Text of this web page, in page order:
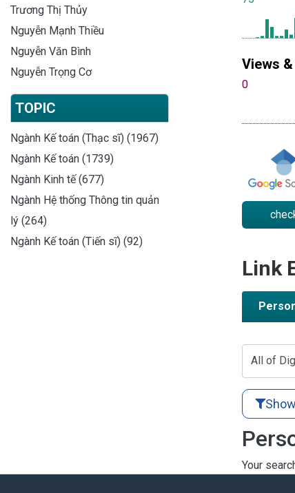
Trương Thị Thủy
Nguyễn Mạnh Thiều
Nguyễn Văn Bình
Nguyễn Trọng Cơ
TOPIC
Ngành Kế toán (Thạc sĩ) (1967)
Ngành Kế toán (1739)
Ngành Kinh tế (677)
Ngành Hệ thống Thông tin quản
lý (264)
Ngành Kế toán (Tiến sĩ) (92)
Views
0
Link
All of
Your